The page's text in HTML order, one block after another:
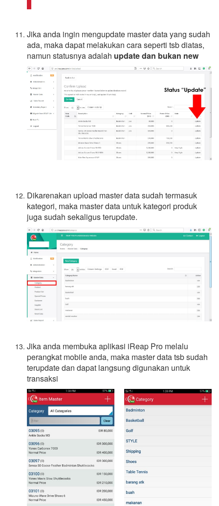
Jika anda ingin mengupdate master data yang sudah
ada, maka dapat melakukan cara seperti tsb diatas,
namun statusnya adalah update dan bukan new
Dikarenakan upload master data sudah termasuk
kategori, maka master data untuk kategori produk
juga sudah sekaligus terupdate.
Jika anda membuka aplikasi iReap Pro melalu
perangkat mobile anda, maka master data tsb sudah
terupdate dan dapat langsung digunakan untuk
transaksi